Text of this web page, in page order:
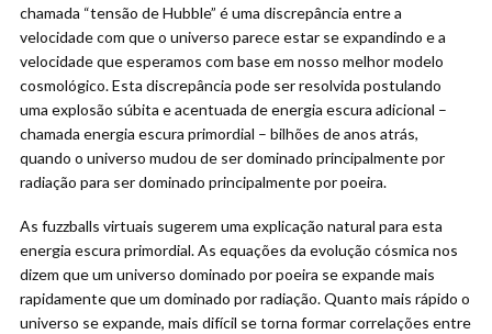
chamada “tensão de Hubble” é uma discrepância entre a
velocidade com que o universo parece estar se expandindo e a
velocidade que esperamos com base em nosso melhor modelo
cosmológico. Esta discrepância pode ser resolvida postulando
uma explosão súbita e acentuada de energia escura adicional –
chamada energia escura primordial – bilhões de anos atrás,
quando o universo mudou de ser dominado principalmente por
radiação para ser dominado principalmente por poeira.
As fuzzballs virtuais sugerem uma explicação natural para esta
energia escura primordial. As equações da evolução cósmica nos
dizem que um universo dominado por poeira se expande mais
rapidamente que um dominado por radiação. Quanto mais rápido o
universo se expande, mais difícil se torna formar correlações entre